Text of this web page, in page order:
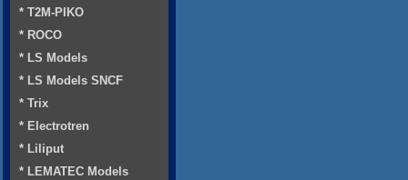
* T2M-PIKO
* ROCO
* LS Models
* LS Models SNCF
* Trix
* Electrotren
* Liliput
* LEMATEC Models